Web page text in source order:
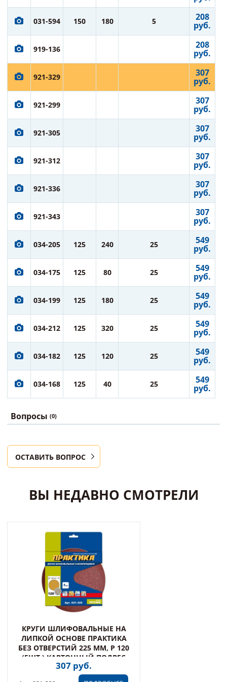
031-594 150 180 5 208
руб.
919-136 208
руб.
921-329 307
руб.
921-299 307
руб.
921-305 307
руб.
921-312 307
руб.
921-336 307
руб.
921-343 307
руб.
034-205 125 240 25 549
руб.
034-175 125 80 25 549
руб.
034-199 125 180 25 549
руб.
034-212 125 320 25 549
руб.
034-182 125 120 25 549
руб.
034-168 125 40 25 549
руб.
Вопросы (0)
ОСТАВИТЬ ВОПРОС
ВЫ НЕДАВНО СМОТРЕЛИ
КРУГИ ШЛИФОВАЛЬНЫЕ НА
ЛИПКОЙ ОСНОВЕ ПРАКТИКА
БЕЗ ОТВЕРСТИЙ 225 ММ, P 120
(5ШТ.) КАРТОННЫЙ ПОДВЕС
(921-329)
307 руб.